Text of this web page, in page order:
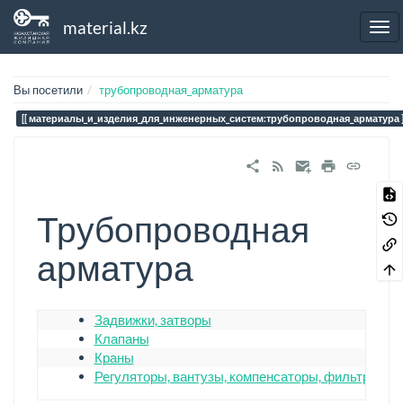
material.kz
Вы посетили трубопроводная_арматура
материалы_и_изделия_для_инженерных_систем:трубопроводная_арматура
Трубопроводная
арматура
Задвижки, затворы
Клапаны
Краны
Регуляторы, вантузы, компенсаторы, фильтры